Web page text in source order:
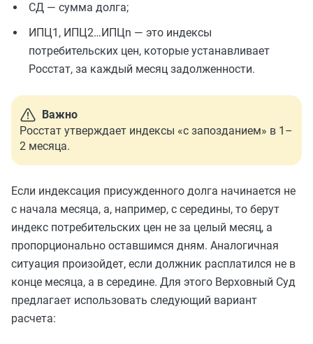
СД — сумма долга;
ИПЦ1, ИПЦ2…ИПЦn — это индексы
потребительских цен, которые устанавливает
Росстат, за каждый месяц задолженности.
Важно
Росстат утверждает индексы «с запозданием» в 1–
2 месяца.
Если индексация присужденного долга начинается не
с начала месяца, а, например, с середины, то берут
индекс потребительских цен не за целый месяц, а
пропорционально оставшимся дням. Аналогичная
ситуация произойдет, если должник расплатился не в
конце месяца, а в середине. Для этого Верховный Суд
предлагает использовать следующий вариант
расчета: